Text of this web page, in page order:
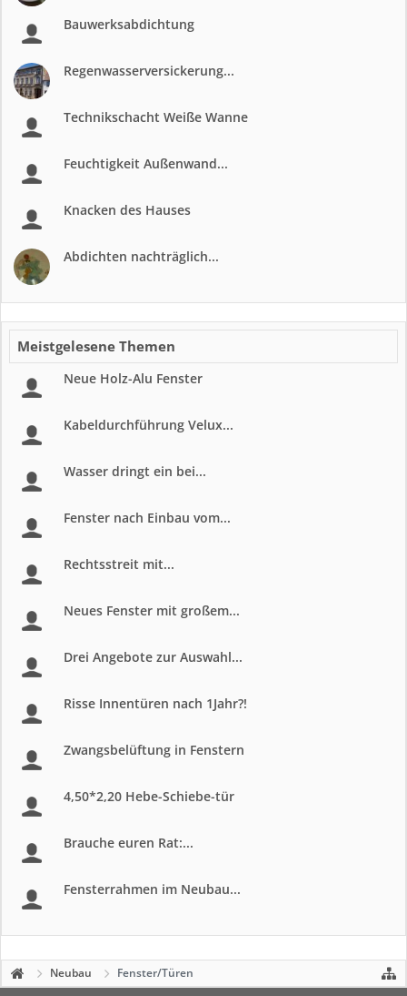
Bauwerksabdichtung
Regenwasserversickerung...
Technikschacht Weiße Wanne
Feuchtigkeit Außenwand...
Knacken des Hauses
Abdichten nachträglich...
Meistgelesene Themen
Neue Holz-Alu Fenster
Kabeldurchführung Velux...
Wasser dringt ein bei...
Fenster nach Einbau vom...
Rechtsstreit mit...
Neues Fenster mit großem...
Drei Angebote zur Auswahl...
Risse Innentüren nach 1Jahr?!
Zwangsbelüftung in Fenstern
4,50*2,20 Hebe-Schiebe-tür
Brauche euren Rat:...
Fensterrahmen im Neubau...
Neubau Fenster/Türen